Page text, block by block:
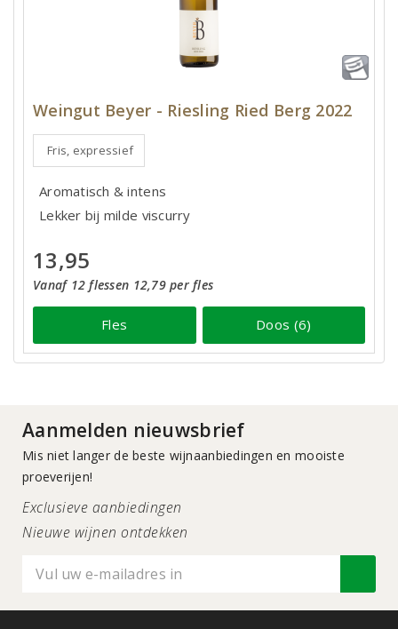
Weingut Beyer - Riesling Ried Berg 2022
Fris, expressief
Aromatisch & intens
Lekker bij milde viscurry
13,95
Vanaf 12 flessen 12,79 per fles
Fles Doos (6)
Aanmelden nieuwsbrief
Mis niet langer de beste wijnaanbiedingen en mooiste
proeverijen!
Exclusieve aanbiedingen
Nieuwe wijnen ontdekken